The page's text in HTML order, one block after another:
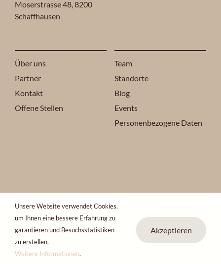
Moserstrasse 48, 8200
Schaffhausen
Über uns
Partner
Kontakt
Offene Stellen
Team
Standorte
Blog
Events
Personenbezogene Daten
2024 ONO ESTETIKA® ALLE RECHTE VORBEHALTEN.
ONO-Gruppe
Unsere Website verwendet Cookies,
um Ihnen eine bessere Erfahrung zu
garantieren und Besuchsstatistiken
zu erstellen.
Weitere Informationen.
Akzeptieren